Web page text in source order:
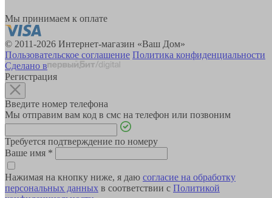
Мы принимаем к оплате
© 2011-2026 Интернет-магазин «Ваш Дом»
Пользовательское соглашение Политика конфиденциальности
Сделано в
Регистрация
Введите номер телефона
Мы отправим вам код в смс на телефон или позвоним
Требуется подтверждение по номеру
Ваше имя *
Нажимая на кнопку ниже, я даю согласие на обработку
персональных данных в соответствии с Политикой